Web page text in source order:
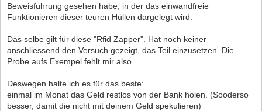
Beweisführung gesehen habe, in der das einwandfreie
Funktionieren dieser teuren Hüllen dargelegt wird.
Das selbe gilt für diese "Rfid Zapper". Hat noch keiner
anschliessend den Versuch gezeigt, das Teil einzusetzen. Die
Probe aufs Exempel fehlt mir also.
Deswegen halte ich es für das beste:
einmal im Monat das Geld restlos von der Bank holen. (Sooderso
besser, damit die nicht mit deinem Geld spekulieren)